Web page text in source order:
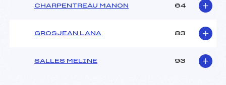
CHARPENTREAU MANON 64
GROSJEAN LANA 83
SALLES MELINE 93